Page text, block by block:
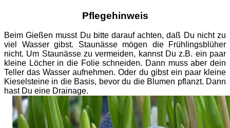
Pflegehinweis
Beim Gießen musst Du bitte darauf achten, daß Du nicht zu
viel Wasser gibst. Staunässe mögen die Frühlingsblüher
nicht. Um Staunässe zu vermeiden, kannst Du z.B. ein paar
kleine Löcher in die Folie schneiden. Dann muss aber dein
Teller das Wasser aufnehmen. Oder du gibst ein paar kleine
Kieselsteine in die Basis, bevor du die Blumen pflanzt. Dann
hast Du eine Drainage.